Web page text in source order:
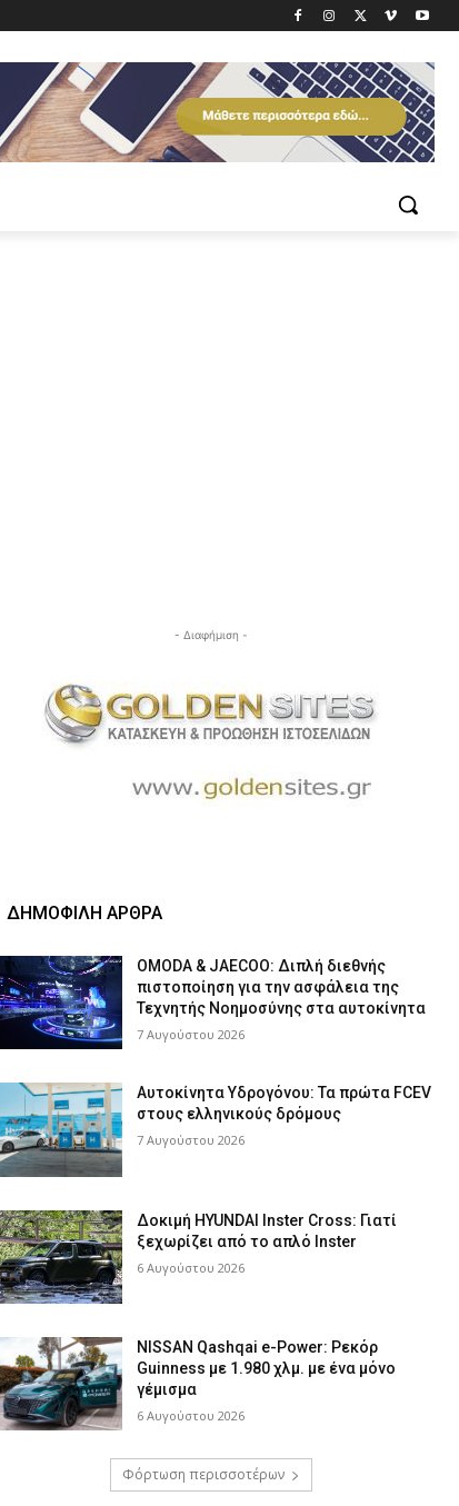
- Διαφήμιση -
ΔΗΜΟΦΙΛΉ ΑΡΘΡΑ
OMODA & JAECOO: Διπλή διεθνής
πιστοποίηση για την ασφάλεια της
Τεχνητής Νοημοσύνης στα αυτοκίνητα
7 Αυγούστου 2026
Αυτοκίνητα Υδρογόνου: Τα πρώτα FCEV
στους ελληνικούς δρόμους
7 Αυγούστου 2026
Δοκιμή HYUNDAI Inster Cross: Γιατί
ξεχωρίζει από το απλό Inster
6 Αυγούστου 2026
NISSAN Qashqai e-Power: Ρεκόρ
Guinness με 1.980 χλμ. με ένα μόνο
γέμισμα
6 Αυγούστου 2026
Φόρτωση περισσοτέρων